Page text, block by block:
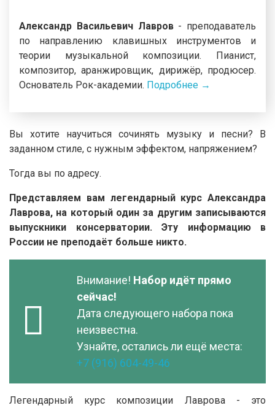
Александр Васильевич Лавров- преподаватель
по направлению клавишных инструментов и
теории музыкальной композиции. Пианист,
композитор, аранжировщик, дирижёр, продюсер.
Основатель Рок-академии. Подробнее →
Вы хотите научиться сочинять музыку и песни? В
заданном стиле, с нужным эффектом, напряжением?
Тогда вы по адресу.
Представляем вам легендарный курс Александра
Лаврова, на который один за другим записываются
выпускники консерватории. Эту информацию в
России не преподаёт больше никто.
Внимание! Набор идёт прямо
сейчас!
Дата следующего набора пока
неизвестна.
Узнайте, остались ли ещё места:
+7 (916) 604-49-46
Легендарный курс композиции Лаврова - это